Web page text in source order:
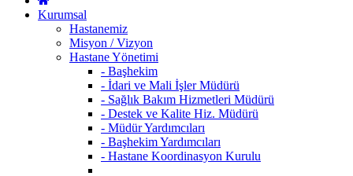
Kurumsal
Hastanemiz
Misyon / Vizyon
Hastane Yönetimi
- Başhekim
- İdari ve Mali İşler Müdürü
- Sağlık Bakım Hizmetleri Müdürü
- Destek ve Kalite Hiz. Müdürü
- Müdür Yardımcıları
- Başhekim Yardımcıları
- Hastane Koordinasyon Kurulu